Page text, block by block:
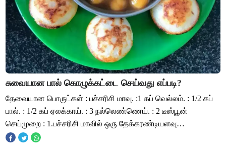
சுவையான பால் கொழுக்கட்டை செய்வது எப்படி?
தேவையான பொருட்கள் : பச்சரிசி மாவு. :1 கப் வெல்லம். : 1/2 கப்
பால். : 1/2 கப் ஏலக்காய். : 3 நல்லெண்ணெய். : 2 டீஸ்பூன்
செய்முறை : 1.பச்சரிசி மாவில் ஒரு தேக்கரண்டியளவு
நல்லெண்ணெய் ஊற்றி நன்றாக கலந்து அத